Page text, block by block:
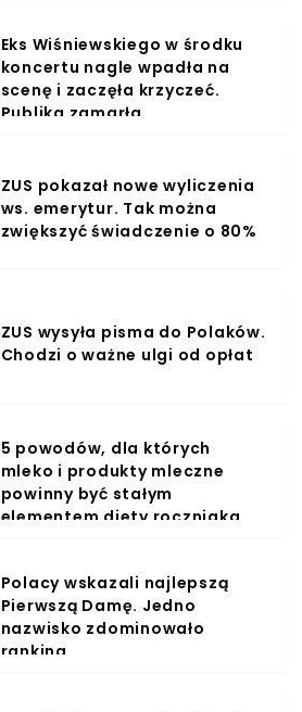
Eks Wiśniewskiego w środku
koncertu nagle wpadła na
scenę i zaczęła krzyczeć.
Publika zamarła
ZUS pokazał nowe wyliczenia
ws. emerytur. Tak można
zwiększyć świadczenie o 80%
ZUS wysyła pisma do Polaków.
Chodzi o ważne ulgi od opłat
5 powodów, dla których
mleko i produkty mleczne
powinny być stałym
elementem diety roczniaka
Polacy wskazali najlepszą
Pierwszą Damę. Jedno
nazwisko zdominowało
ranking